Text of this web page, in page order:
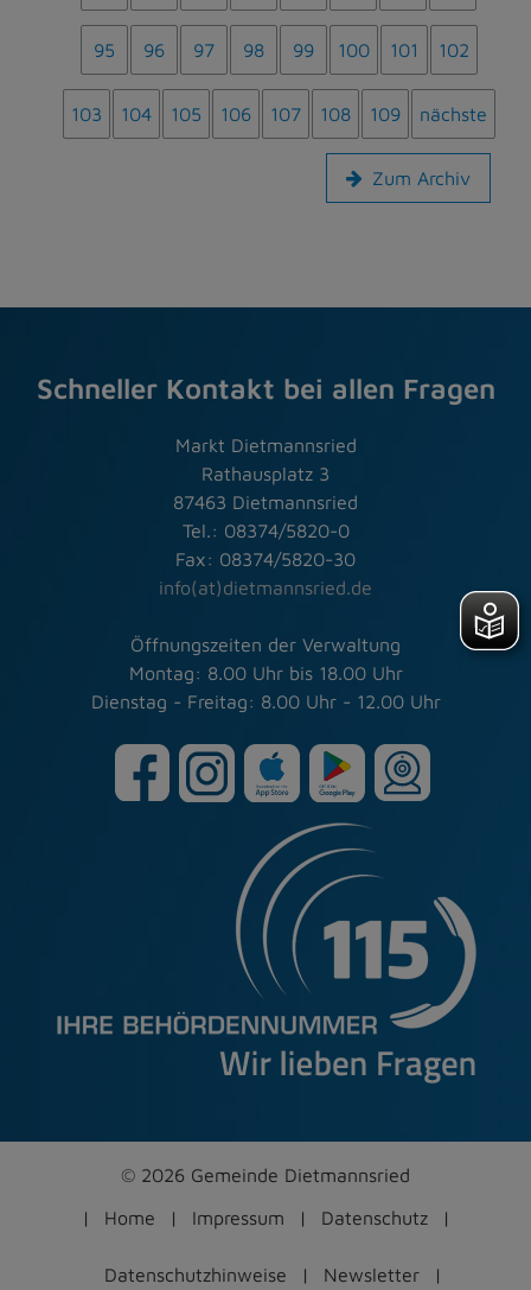
95 96 97 98 99 100 101 102
103 104 105 106 107 108 109 nächste
Zum Archiv
Schneller Kontakt bei allen Fragen
Markt Dietmannsried
Rathausplatz 3
87463 Dietmannsried
Tel.: 08374/5820-0
Fax: 08374/5820-30
info(at)dietmannsried.de
Öffnungszeiten der Verwaltung
Montag: 8.00 Uhr bis 18.00 Uhr
Dienstag - Freitag: 8.00 Uhr - 12.00 Uhr
© 2026 Gemeinde Dietmannsried
Home
Impressum Datenschutz
Datenschutzhinweise Newsletter